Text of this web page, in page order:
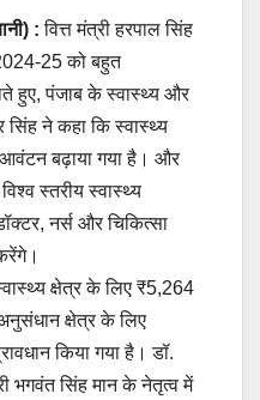
: वित्त मंत्री हरपाल सिंह
25 को बहुत
हुए, पंजाब के स्वास्थ्य और
सिंह ने कहा कि स्वास्थ्य
आवंटन बढ़ाया गया है। और
स्तरीय स्वास्थ्य
नर्स और चिकित्सा
क्षेत्र के लिए ₹5,264
क्षेत्र के लिए
किया गया है। डॉ.
भगवंत सिंह मान के नेतृत्व में